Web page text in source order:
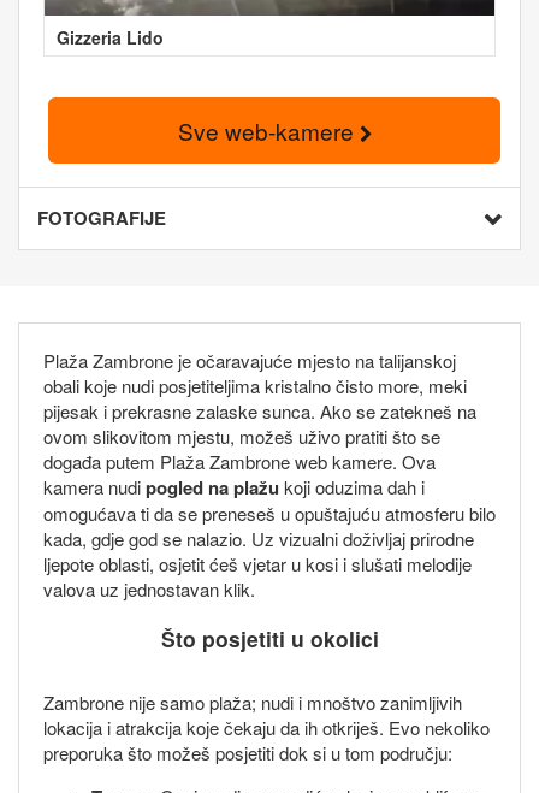
Gizzeria Lido
Sve web-kamere
FOTOGRAFIJE
Plaža Zambrone je očaravajuće mjesto na talijanskoj
obali koje nudi posjetiteljima kristalno čisto more, meki
pijesak i prekrasne zalaske sunca. Ako se zatekneš na
ovom slikovitom mjestu, možeš uživo pratiti što se
događa putem Plaža Zambrone web kamere. Ova
kamera nudipogled na plažu koji oduzima dah i
omogućava ti da se preneseš u opuštajuću atmosferu bilo
kada, gdje god se nalazio. Uz vizualni doživljaj prirodne
ljepote oblasti, osjetit ćeš vjetar u kosi i slušati melodije
valova uz jednostavan klik.
Što posjetiti u okolici
Zambrone nije samo plaža; nudi i mnoštvo zanimljivih
lokacija i atrakcija koje čekaju da ih otkriješ. Evo nekoliko
preporuka što možeš posjetiti dok si u tom području: